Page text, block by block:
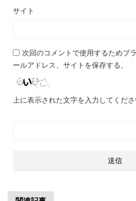
サイト
次回のコメントで使用するためブ
ールアドレス、サイトを保存する。
上に表示された文字を入力してくださ